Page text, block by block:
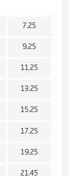
7.25
9.25
11.25
13.25
15.25
17.25
19.25
21.45